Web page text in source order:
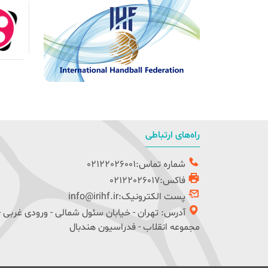
راه‌های ارتباطی
شماره تماس:02122026001
فاکس:02122026017
پست الکترونیک:info@irihf.ir
آدرس: تهران - خیابان سئول شمالی - ورودی غربی
مجموعه انقلاب - فدراسیون هندبال